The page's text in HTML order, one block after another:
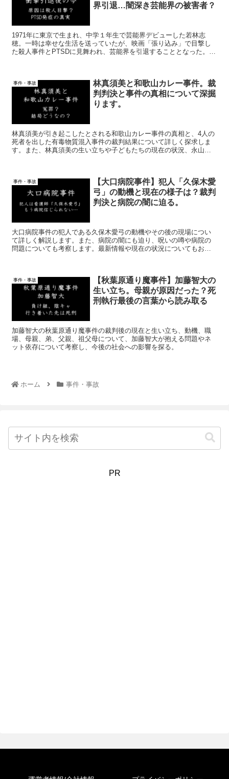
界引退…闇深き芸能界の被害者？
1971年に東京で生まれ、中学１年生で芸能界デビューした若林志
穂。一時は幸せな生活を送っていたが、映画「張り込み」で目撃し
た殺人事件とPTSDに見舞われ、芸能界を引退することとなった。記
事件・事故
林真須美と和歌山カレー事件。裁
判判決と事件の真相について深掘
ります。
林真須美が引き起こしたとされる和歌山カレー事件の真相と、4人の
死者を出した有毒物質混入事件の裁判結果について詳しく探求しま
す。また、林真須美の生い立ちや子どもたちの現在の状況、永山基
事件・事故
【大口病院事件】犯人「久保木愛
弓」の動機と現在の様子は？裁判
判決と病院の闇に迫る。
大口病院事件の犯人である久保木愛弓の動機やその後の現場につい
て詳しく解説します。また、病院の闇にも迫り、呪いの噂や病院の
問題についても考察します。最新情報や現在の状況についてもお伝
事件・事故
【秋葉原通り魔事件】加藤智大の
生い立ち。母親が原因だった？死
刑執行最後の言葉から読み取る
加藤智大の秋葉原通り魔事件の裁判後の現在と生い立ち、動機、職
場、母親、弟、父親、祖父母について、加藤智大が抱える問題やネ
ット依存について考察し、今後の社会への影響を探る。
ホーム 事件・事故
PR